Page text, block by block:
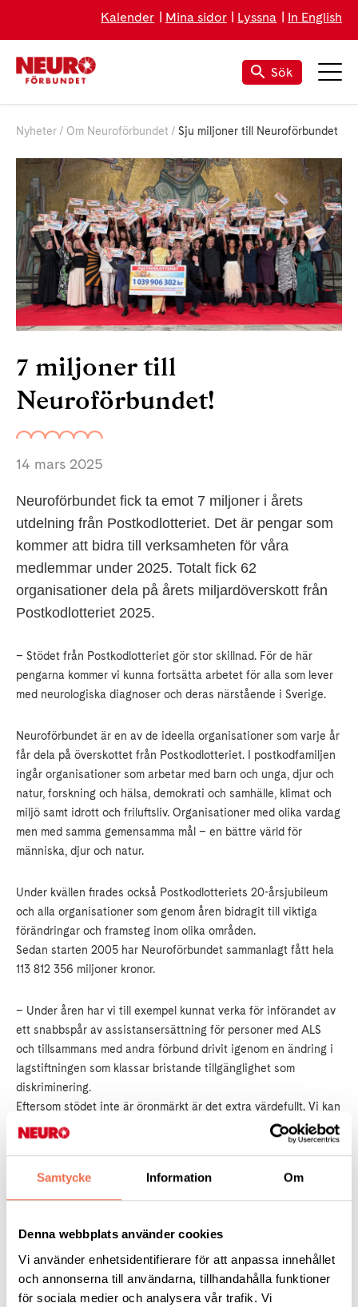
Samtycke Information Om
Denna webbplats använder cookies
Vi använder enhetsidentifierare för att anpassa innehållet
och annonserna till användarna, tillhandahålla funktioner
för sociala medier och analysera vår trafik. Vi
Kalender Mina sidor Lyssna In English
Sök
Nyheter Om Neuroförbundet Sju miljoner till Neuroförbundet
7 miljoner till
Neuroförbundet!
14 mars 2025
Neuroförbundet fick ta emot 7 miljoner i årets
utdelning från Postkodlotteriet. Det är pengar som
kommer att bidra till verksamheten för våra
medlemmar under 2025. Totalt fick 62
organisationer dela på årets miljardöverskott från
Postkodlotteriet 2025.
– Stödet från Postkodlotteriet gör stor skillnad. För de här
pengarna kommer vi kunna fortsätta arbetet för alla som lever
med neurologiska diagnoser och deras närstående i Sverige.
Neuroförbundet är en av de ideella organisationer som varje år
får dela på överskottet från Postkodlotteriet. I postkodfamiljen
ingår organisationer som arbetar med barn och unga, djur och
natur, forskning och hälsa, demokrati och samhälle, klimat och
miljö samt idrott och friluftsliv. Organisationer med olika vardag
men med samma gemensamma mål – en bättre värld för
människa, djur och natur.
Under kvällen firades också Postkodlotteriets 20-årsjubileum
och alla organisationer som genom åren bidragit till viktiga
förändringar och framsteg inom olika områden.
Sedan starten 2005 har Neuroförbundet sammanlagt fått hela
113 812 356 miljoner kronor.
– Under åren har vi till exempel kunnat verka för införandet av
ett snabbspår av assistansersättning för personer med ALS
och tillsammans med andra förbund drivit igenom en ändring i
lagstiftningen som klassar bristande tillgänglighet som
diskriminering.
Eftersom stödet inte är öronmärkt är det extra värdefullt. Vi kan
använda pengarna där vi ser att behoven är störst och bygga
Med en miljon lottköpare är Postkodlotteriet Sveriges största
till fler än 60 organisationer som arbetar för att göra världen
bättre.